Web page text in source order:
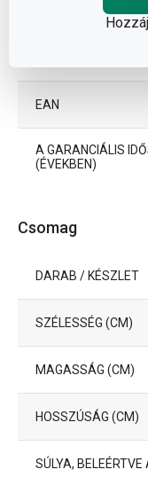
EAN
A GARANCIÁLIS
(ÉVEKBEN)
Csomag
DARAB / KÉSZLET
SZÉLESSÉG (CM)
MAGASSÁG (CM)
HOSSZÚSÁG (CM)
SÚLYA,